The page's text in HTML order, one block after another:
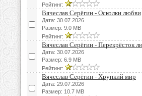
Рейтинг:
Вячеслав Серёгин - Осколки любви
Дата: 30.07.2026
Размер: 9.0 MB
Рейтинг:
Вячеслав Серёгин - Перекрёсток
Дата: 30.07.2026
Размер: 6.9 MB
Рейтинг:
Вячеслав Серёгин - Хрупкий мир
Дата: 29.07.2026
Размер: 10.7 MB